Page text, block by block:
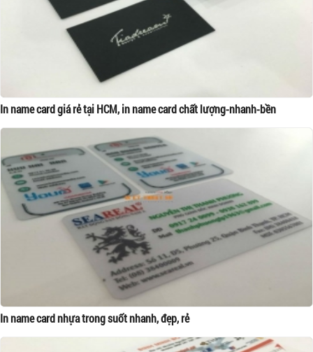
In name card giá rẻ tại HCM, in name card chất lượng-nhanh-bền
In name card nhựa trong suốt nhanh, đẹp, rẻ